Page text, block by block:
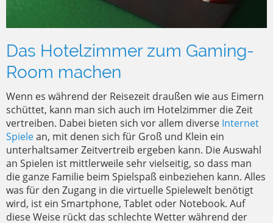
Das Hotelzimmer zum Gaming-
Room machen
Wenn es während der Reisezeit draußen wie aus Eimern
schüttet, kann man sich auch im Hotelzimmer die Zeit
vertreiben. Dabei bieten sich vor allem diverse Internet
Spielean, mit denen sich für Groß und Klein ein
unterhaltsamer Zeitvertreib ergeben kann. Die Auswahl
an Spielen ist mittlerweile sehr vielseitig, so dass man
die ganze Familie beim Spielspaß einbeziehen kann. Alles
was für den Zugang in die virtuelle Spielewelt benötigt
wird, ist ein Smartphone, Tablet oder Notebook. Auf
diese Weise rückt das schlechte Wetter während der